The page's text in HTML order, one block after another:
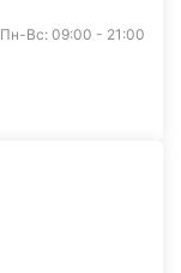
Пн-Вс: 09:00 - 21:00